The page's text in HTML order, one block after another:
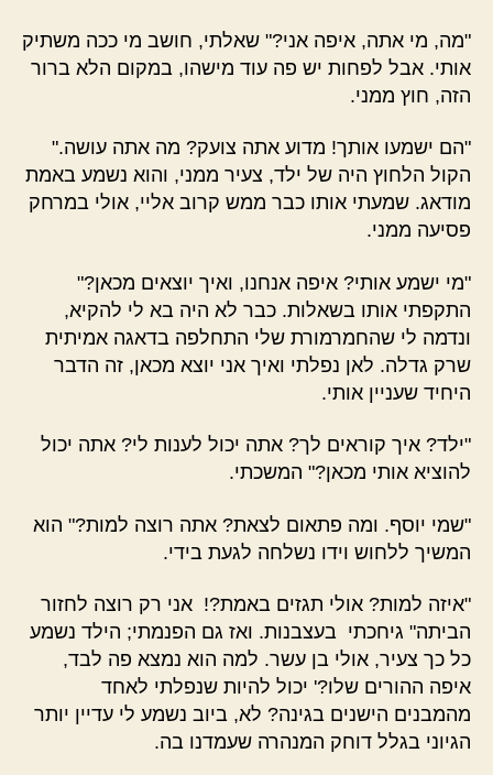
"מה, מי אתה, איפה אני?" שאלתי, חושב מי ככה משתיק
אותי. אבל לפחות יש פה עוד מישהו, במקום הלא ברור
הזה, חוץ ממני.
"הם ישמעו אותך! מדוע אתה צועק? מה אתה עושה."
הקול הלחוץ היה של ילד, צעיר ממני, והוא נשמע באמת
מודאג. שמעתי אותו כבר ממש קרוב אליי, אולי במרחק
פסיעה ממני.
"מי ישמע אותי? איפה אנחנו, ואיך יוצאים מכאן?"
התקפתי אותו בשאלות. כבר לא היה בא לי להקיא,
ונדמה לי שהחמרמורת שלי התחלפה בדאגה אמיתית
שרק גדלה. לאן נפלתי ואיך אני יוצא מכאן, זה הדבר
היחיד שעניין אותי.
"ילד? איך קוראים לך? אתה יכול לענות לי? אתה יכול
להוציא אותי מכאן?" המשכתי.
"שמי יוסף. ומה פתאום לצאת? אתה רוצה למות?" הוא
המשיך ללחוש וידו נשלחה לגעת בידי.
"איזה למות? אולי תגזים באמת?! אני רק רוצה לחזור
הביתה" גיחכתי בעצבנות. ואז גם הפנמתי; הילד נשמע
כל כך צעיר, אולי בן עשר. למה הוא נמצא פה לבד,
איפה ההורים שלו?' יכול להיות שנפלתי לאחד
מהמבנים הישנים בגינה? לא, ביוב נשמע לי עדיין יותר
הגיוני בגלל דוחק המנהרה שעמדנו בה.